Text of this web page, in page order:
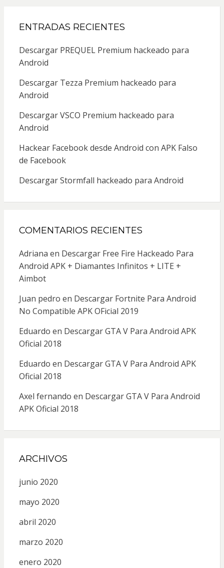
ENTRADAS RECIENTES
Descargar PREQUEL Premium hackeado para
Android
Descargar Tezza Premium hackeado para
Android
Descargar VSCO Premium hackeado para
Android
Hackear Facebook desde Android con APK Falso
de Facebook
Descargar Stormfall hackeado para Android
COMENTARIOS RECIENTES
Adriana en Descargar Free Fire Hackeado Para
Android APK + Diamantes Infinitos + LITE +
Aimbot
Juan pedro en Descargar Fortnite Para Android
No Compatible APK OFicial 2019
Eduardo en Descargar GTA V Para Android APK
Oficial 2018
Eduardo en Descargar GTA V Para Android APK
Oficial 2018
Axel fernando en Descargar GTA V Para Android
APK Oficial 2018
ARCHIVOS
junio 2020
mayo 2020
abril 2020
marzo 2020
enero 2020